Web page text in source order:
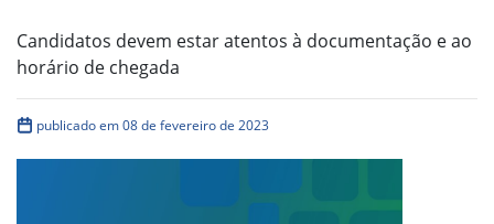
Candidatos devem estar atentos à documentação e ao
horário de chegada
publicado em 08 de fevereiro de 2023